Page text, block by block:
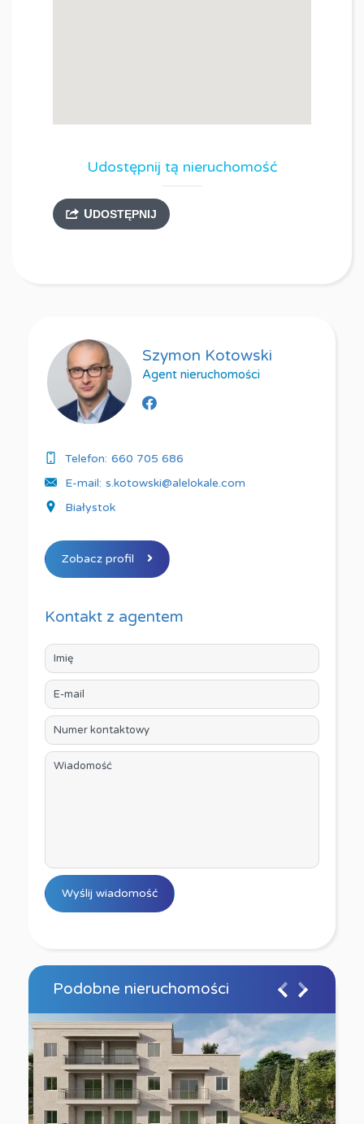
Udostępnij tą nieruchomość
UDOSTĘPNIJ
Szymon Kotowski
Agent nieruchomości
Telefon: 660 705 686
E-mail: s.kotowski@alelokale.com
Białystok
Zobacz profil
Kontakt z agentem
Podobne nieruchomości